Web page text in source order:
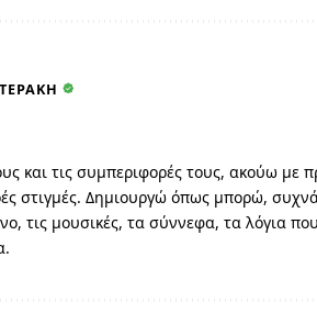
και τις συμπεριφορές τους, ακούω με
στιγμές. Δημιουργώ όπως μπορώ,
τις μουσικές, τα σύννεφα, τα λόγια